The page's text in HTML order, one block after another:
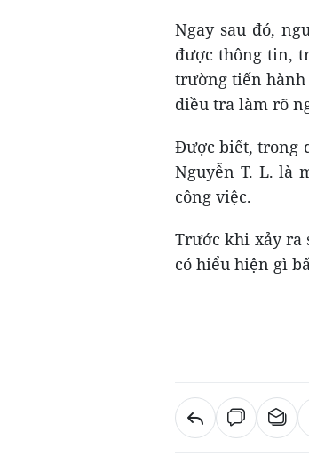
Ngay sau đó,
được thông tin,
trường tiến
điều tra làm rõ
Được biết, trong
Nguyễn T. L. là
công việc.
Trước khi xảy ra
có hiểu hiện gì